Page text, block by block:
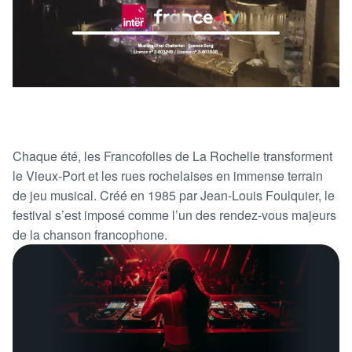
Chaque été, les Francofolies de La Rochelle transforment
le Vieux-Port et les rues rochelaises en immense terrain
de jeu musical. Créé en 1985 par Jean-Louis Foulquier, le
festival s’est imposé comme l’un des rendez-vous majeurs
de la chanson francophone.